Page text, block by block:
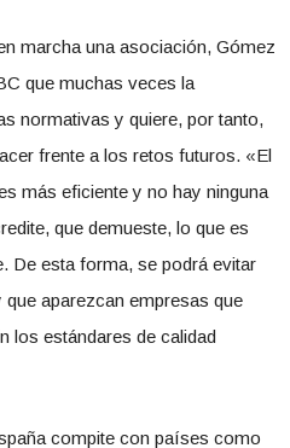
marcha una asociación, Gómez
que muchas veces la
normativas y quiere, por tanto,
frente a los retos futuros. «El
más eficiente y no hay ninguna
que demueste, lo que es
De esta forma, se podrá evitar
aparezcan empresas que
los estándares de calidad
compite con países como